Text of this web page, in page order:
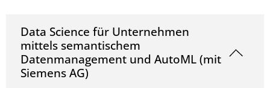
Data Science für Unternehmen
mittels semantischem
Datenmanagement und AutoML (mit
Siemens AG)